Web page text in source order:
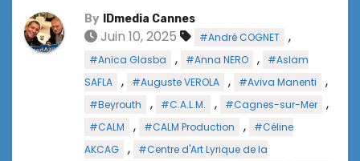
By IDmedia Cannes
Juin 10, 2025 #André COGNET ,
#Anica Glasba , #Anna NERO ,
#Aslam
SAFLA
, #Auguste VEROLA , #Aviva Manenti ,
#Beyrouth , #C.A.L.M. , #Cagnes-sur-Mer ,
#CALM , #CALM Production ,
#Céline
AKCAG
,
#Centre d'Art Lyrique de la